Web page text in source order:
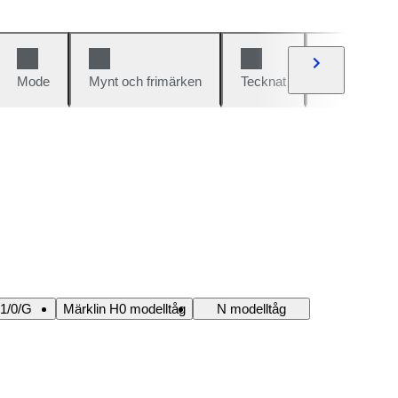
Mode Mynt och frimärken Tecknat
0/G Märklin H0 modelltåg
N modelltåg